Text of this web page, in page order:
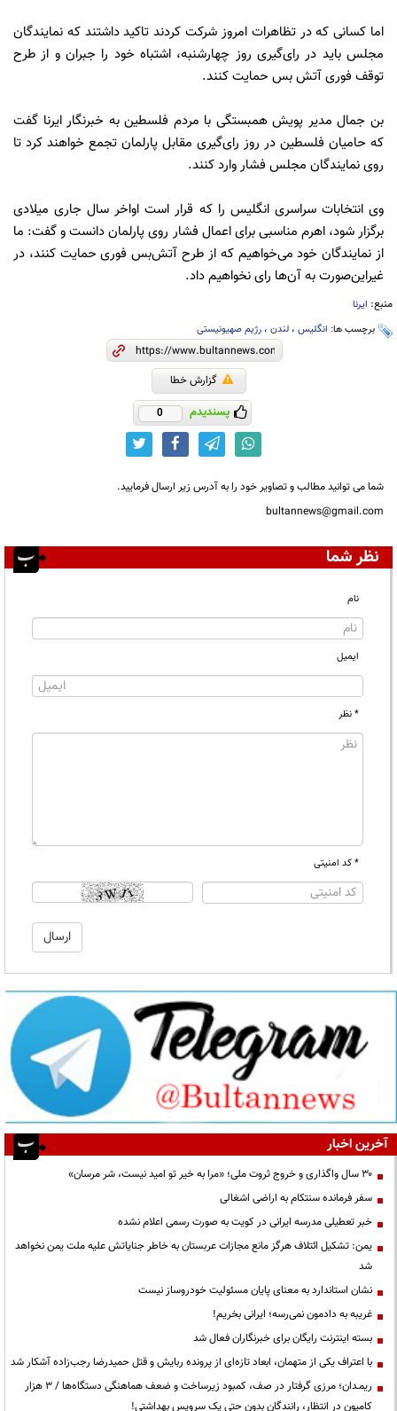
اما کسانی که در تظاهرات امروز شرکت کردند تاکید داشتند که نمایندگان
مجلس باید در رای‌گیری روز چهارشنبه، اشتباه خود را جبران و از طرح
توقف فوری آتش بس حمایت کنند.
بن جمال مدیر پویش همبستگی با مردم فلسطین به خبرنگار ایرنا گفت
که حامیان فلسطین در روز رای‌گیری مقابل پارلمان تجمع خواهند کرد تا
روی نمایندگان مجلس فشار وارد کنند.
وی انتخابات سراسری انگلیس را که قرار است اواخر سال جاری میلادی
برگزار شود، اهرم مناسبی برای اعمال فشار روی پارلمان دانست و گفت: ما
از نمایندگان خود می‌خواهیم که از طرح آتش‌بس فوری حمایت کنند، در
غیراین‌صورت به آن‌ها رای نخواهیم داد.
منبع: ایرنا
برچسب ها: انگلیس ، لندن ، رژیم صهیونیستی
گزارش خطا
پسندیدم 0
شما می توانید مطالب و تصاویر خود را به آدرس زیر ارسال فرمایید.
bultannews@gmail.com
نظر شما
نام
ایمیل
* نظر
* کد امنیتی
آخرین اخبار
۳۰ سال واگذاری و خروج ثروت ملی؛ «مرا به خیر تو امید نیست، شر مرسان»
سفر فرمانده سنتکام به اراضی اشغالی
خبر تعطیلی مدرسه ایرانی در کویت به صورت رسمی اعلام نشده
یمن: تشکیل ائتلاف هرگز مانع مجازات عربستان به خاطر جنایاتش علیه ملت یمن نخواهد
شد
نشان استاندارد به معنای پایان مسئولیت خودروساز نیست
غریبه به دادمون نمی‌رسه؛ ایرانی بخریم!
بسته اینترنت رایگان برای خبرنگاران فعال شد
با اعتراف یکی از متهمان، ابعاد تازه‌ای از پرونده ربایش و قتل حمیدرضا رجب‌زاده آشکار شد
ریمـدان؛ مرزی گرفتار در صف، کمبود زیرساخت و ضعف هماهنگی دستگاه‌ها / ۳ هزار
کامیون در انتظار، رانندگان بدون حتی یک سرویس بهداشتی!